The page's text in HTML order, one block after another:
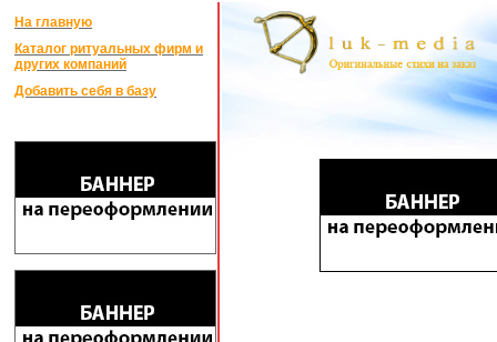
На главную
Каталог ритуальных фирм и
других компаний
Добавить себя в базу